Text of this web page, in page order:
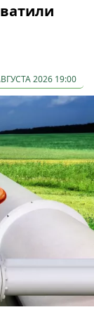
2026 19:00